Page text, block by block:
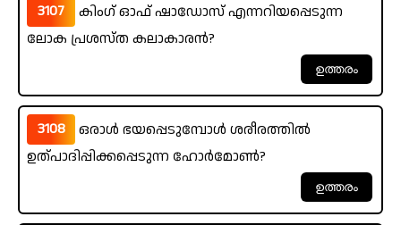
3107
കിംഗ് ഓഫ് ഷാഡോസ് എന്നറിയപ്പെടുന്ന
ലോക പ്രശസ്ത കലാകാരൻ?
3108
ഒരാൾ ഭയപ്പെടുമ്പോൾ ശരീരത്തിൽ
ഉത്പാദിപ്പിക്കപ്പെടുന്ന ഹോർമോൺ?